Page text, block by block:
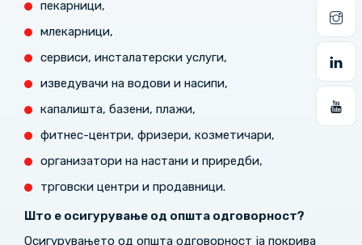
пекарници,
млекарници,
сервиси, инсталатерски услуги,
изведувачи на водови и насипи,
капалишта, базени, плажи,
фитнес-центри, фризери, козметичари,
организатори на настани и приредби,
трговски центри и продавници.
Што е осигурување од општа одговорност?
Осигурувањето од општа одговорност ја покрива